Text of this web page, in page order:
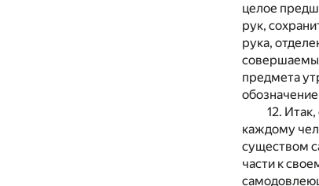
целое
рук,
рука,
предмета
12.
каждому
существом
части к